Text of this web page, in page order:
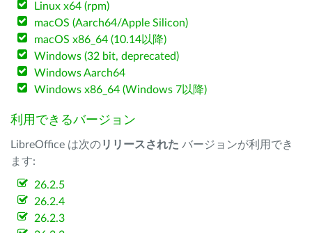
Linux x64 (rpm)
macOS (Aarch64/Apple Silicon)
macOS x86_64 (10.14以降)
Windows (32 bit, deprecated)
Windows Aarch64
Windows x86_64 (Windows 7以降)
利用できるバージョン
LibreOffice は次のリリースされた バージョンが利用でき
ます:
26.2.5
26.2.4
26.2.3